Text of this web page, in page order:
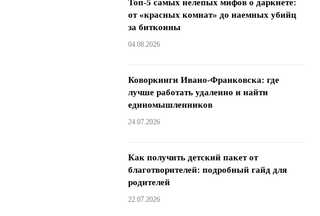
Топ-5 самых нелепых мифов о даркнете:
от «красных комнат» до наемных убийц
за биткоины
04.08.2026
Коворкинги Ивано-Франковска: где
лучше работать удаленно и найти
единомышленников
24.07.2026
Как получить детский пакет от
благотворителей: подробный гайд для
родителей
22.07.2026